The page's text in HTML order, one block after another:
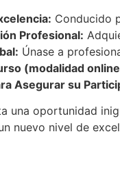
Conducido
Profesional:
Únase a
(modalidad
Asegurar su
una oportunidad
nuevo nivel de